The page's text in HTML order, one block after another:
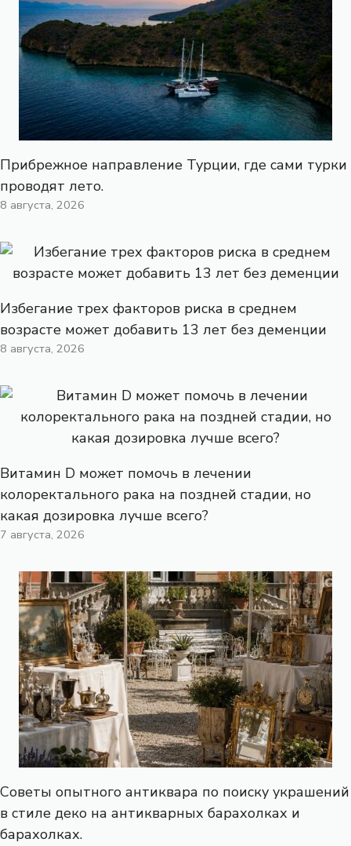
Прибрежное направление Турции, где сами турки
проводят лето.
8 августа, 2026
Избегание трех факторов риска в среднем
возрасте может добавить 13 лет без деменции
8 августа, 2026
Витамин D может помочь в лечении
колоректального рака на поздней стадии, но
какая дозировка лучше всего?
7 августа, 2026
Советы опытного антиквара по поиску украшений
в стиле деко на антикварных барахолках и
барахолках.